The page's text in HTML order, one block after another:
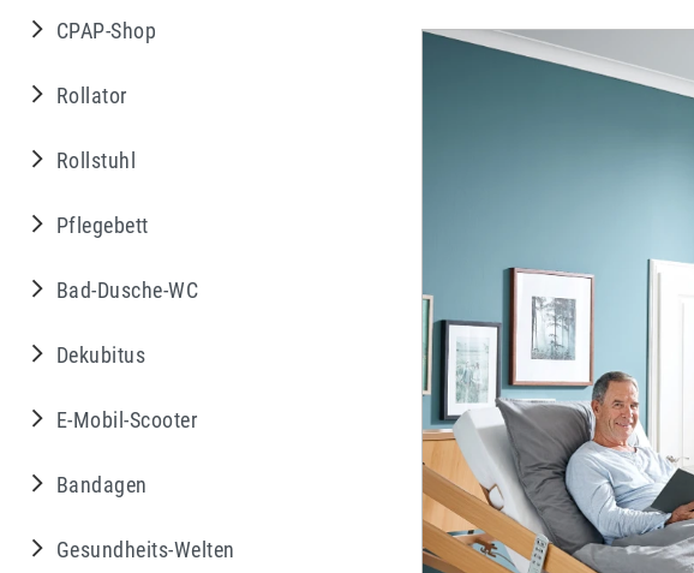
CPAP-Shop
Rollator
Rollstuhl
Pflegebett
Bad-Dusche-WC
Dekubitus
E-Mobil-Scooter
Bandagen
Gesundheits-Welten